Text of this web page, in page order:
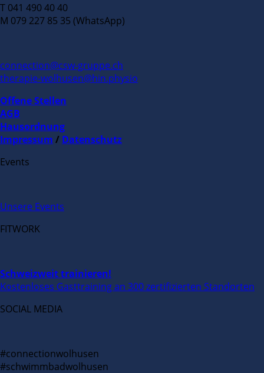
T 041 490 40 40
M 079 227 85 35 (WhatsApp)
connection@csw-gruppe.ch
therapie-wolhusen@hin.physio
Offene Stellen
AGB
Hausordnung
Impressum / Datenschutz
Events
Unsere Events
FITWORK
Schweizweit trainieren!
Kostenloses Gasttraining an 300 zertifizierten Standorten
SOCIAL MEDIA
#connectionwolhusen
#schwimmbadwolhusen